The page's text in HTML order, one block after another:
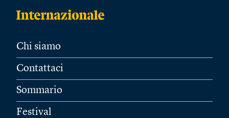
Chi siamo
Contattaci
Sommario
Festival